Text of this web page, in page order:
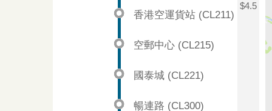
$4.5
香港空運貨站 (CL211)
空郵中心 (CL215)
國泰城 (CL221)
暢連路 (CL300)